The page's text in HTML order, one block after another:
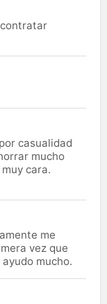
casualidad
mucho
cara.
me
vez que
mucho.